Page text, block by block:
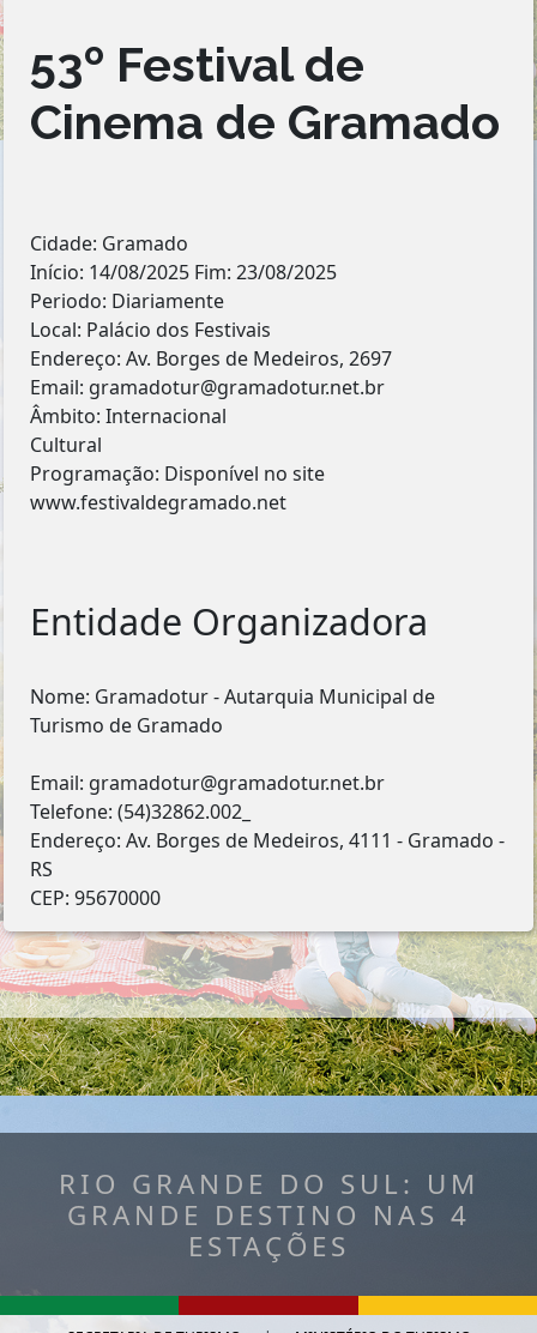
53º Festival de
Cinema de Gramado
Cidade: Gramado
Início: 14/08/2025 Fim: 23/08/2025
Periodo: Diariamente
Local: Palácio dos Festivais
Endereço: Av. Borges de Medeiros, 2697
Email: gramadotur@gramadotur.net.br
Âmbito: Internacional
Cultural
Programação: Disponível no site
www.festivaldegramado.net
Entidade Organizadora
Nome: Gramadotur - Autarquia Municipal de
Turismo de Gramado
Email: gramadotur@gramadotur.net.br
Telefone: (54)32862.002_
Endereço: Av. Borges de Medeiros, 4111 - Gramado -
RS
CEP: 95670000
RIO GRANDE DO SUL: UM
GRANDE DESTINO NAS 4
ESTAÇÕES